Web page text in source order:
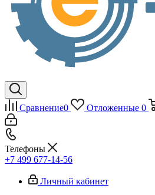
Сравнение0 Отложенные 0
Телефоны
+7 499 677-14-56
Личный кабинет